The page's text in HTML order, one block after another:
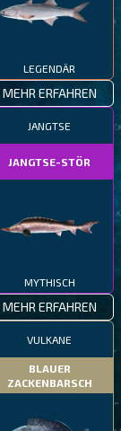
LEGENDÄR
MEHR ERFAHREN
JANGTSE
JANGTSE-STÖR
MYTHISCH
MEHR ERFAHREN
VULKANE
BLAUER
ZACKENBARSCH